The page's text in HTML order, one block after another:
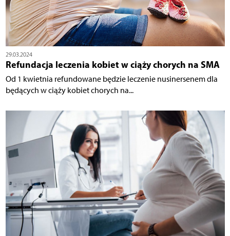
29.03.2024
Refundacja leczenia kobiet w ciąży chorych na SMA
Od 1 kwietnia refundowane będzie leczenie nusinersenem dla
będących w ciąży kobiet chorych na...